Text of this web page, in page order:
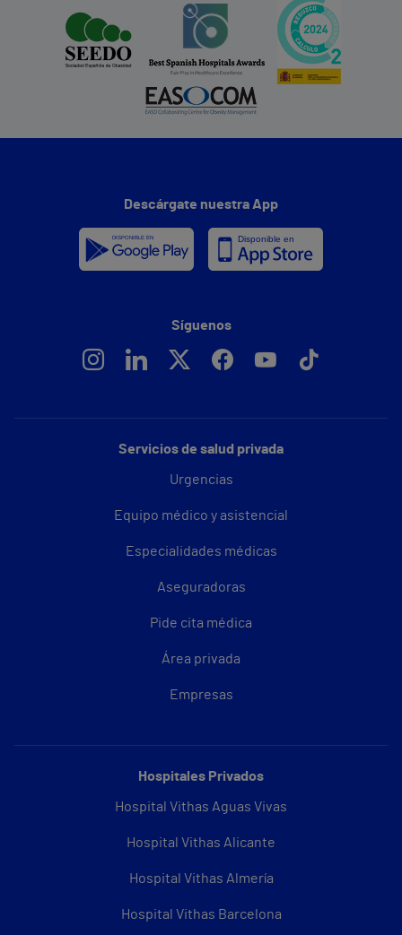
Servicios de salud privada
Urgencias
Equipo médico y asistencial
Especialidades médicas
Aseguradoras
Pide cita médica
Área privada
Empresas
Hospitales Privados
Hospital Vithas Aguas Vivas
Hospital Vithas Alicante
Hospital Vithas Almería
Hospital Vithas Barcelona
Descárgate nuestra App
Síguenos